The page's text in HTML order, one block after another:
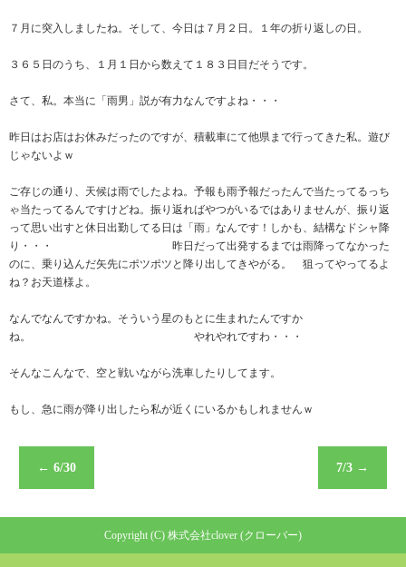
７月に突入しましたね。そして、今日は７月２日。１年の折り返しの日。
３６５日のうち、１月１日から数えて１８３日目だそうです。
さて、私。本当に「雨男」説が有力なんですよね・・・
昨日はお店はお休みだったのですが、積載車にて他県まで行ってきた私。遊び
じゃないよｗ
ご存じの通り、天候は雨でしたよね。予報も雨予報だったんで当たってるっち
ゃ当たってるんですけどね。振り返ればやつがいるではありませんが、振り返
って思い出すと休日出勤してる日は「雨」なんです！しかも、結構なドシャ降
り・・・ 昨日だって出発するまでは雨降ってなかった
のに、乗り込んだ矢先にポツポツと降り出してきやがる。 狙ってやってるよ
ね？お天道様よ。
なんでなんですかね。そういう星のもとに生まれたんですか
ね。 やれやれですわ・・・
そんなこんなで、空と戦いながら洗車したりしてます。
もし、急に雨が降り出したら私が近くにいるかもしれませんｗ
← 6/30 7/3 →
Copyright (C) 株式会社clover (クローバー)